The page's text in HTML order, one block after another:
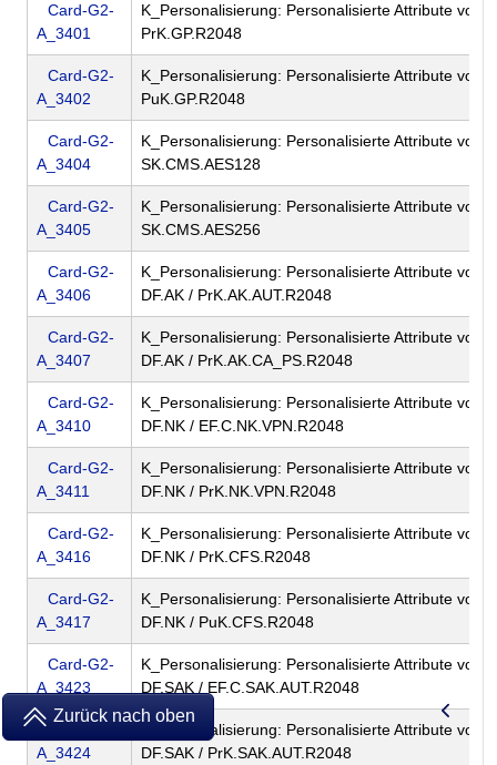
Zurück nach oben
Card-G2-
A_3401
K_Personalisierung: Personalisierte Attribute von
PrK.GP.R2048
Card-G2-
A_3402
K_Personalisierung: Personalisierte Attribute von
PuK.GP.R2048
Card-G2-
A_3404
K_Personalisierung: Personalisierte Attribute von
SK.CMS.AES128
Card-G2-
A_3405
K_Personalisierung: Personalisierte Attribute von
SK.CMS.AES256
Card-G2-
A_3406
K_Personalisierung: Personalisierte Attribute von
DF.AK / PrK.AK.AUT.R2048
Card-G2-
A_3407
K_Personalisierung: Personalisierte Attribute von
DF.AK / PrK.AK.CA_PS.R2048
Card-G2-
A_3410
K_Personalisierung: Personalisierte Attribute von
DF.NK / EF.C.NK.VPN.R2048
Card-G2-
A_3411
K_Personalisierung: Personalisierte Attribute von
DF.NK / PrK.NK.VPN.R2048
Card-G2-
A_3416
K_Personalisierung: Personalisierte Attribute von
DF.NK / PrK.CFS.R2048
Card-G2-
A_3417
K_Personalisierung: Personalisierte Attribute von
DF.NK / PuK.CFS.R2048
Card-G2-
A_3423
K_Personalisierung: Personalisierte Attribute von
DF.SAK / EF.C.SAK.AUT.R2048
A_3424
K_Personalisierung: Personalisierte Attribute von
DF.SAK / PrK.SAK.AUT.R2048